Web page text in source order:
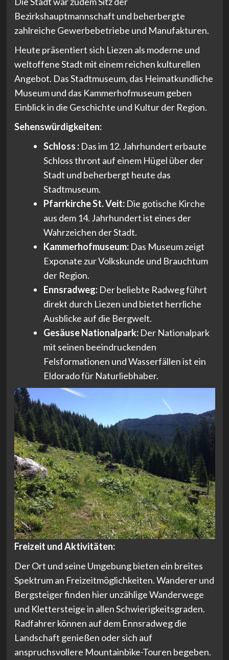
Bezirkshauptmannschaft und beherbergte
zahlreiche Gewerbebetriebe und Manufakturen.
Heute präsentiert sich Liezen als moderne und
weltoffene Stadt mit einem reichen kulturellen
Angebot. Das Stadtmuseum, das Heimatkundliche
Museum und das Kammerhofmuseum geben
Einblick in die Geschichte und Kultur der Region.
Sehenswürdigkeiten:
Schloss :Das im 12. Jahrhundert erbaute
Schloss thront auf einem Hügel über der
Stadt und beherbergt heute das
Stadtmuseum.
Pfarrkirche St. Veit:Die gotische Kirche
aus dem 14. Jahrhundert ist eines der
Wahrzeichen der Stadt.
Kammerhofmuseum:Das Museum zeigt
Exponate zur Volkskunde und Brauchtum
der Region.
Ennsradweg:Der beliebte Radweg führt
direkt durch Liezen und bietet herrliche
Ausblicke auf die Bergwelt.
Gesäuse Nationalpark:Der Nationalpark
mit seinen beeindruckenden
Felsformationen und Wasserfällen ist ein
Eldorado für Naturliebhaber.
Freizeit und Aktivitäten:
Der Ort und seine Umgebung bieten ein breites
Spektrum an Freizeitmöglichkeiten. Wanderer und
Bergsteiger finden hier unzählige Wanderwege
und Klettersteige in allen Schwierigkeitsgraden.
Radfahrer können auf dem Ennsradweg die
Landschaft genießen oder sich auf
anspruchsvollere Mountainbike-Touren begeben.